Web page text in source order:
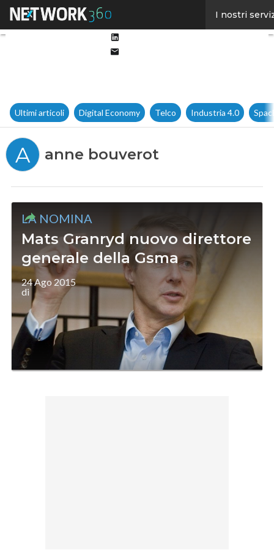
I nostri
Ultimi articoli Digital Economy Telco Industria 4.0
A anne bouverot
LA NOMINA
Mats Granryd nuovo direttore
generale della Gsma
24 Ago 2015
di